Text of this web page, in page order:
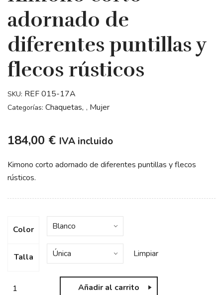
adornado de
diferentes puntillas y
flecos rústicos
184,00 € IVA incluido
Kimono corto adornado de diferentes puntillas y flecos
rústicos.
Color
Talla Limpiar
Añadir al carrito
SKU: REF 015-17A
Categorías: Chaquetas , Mujer